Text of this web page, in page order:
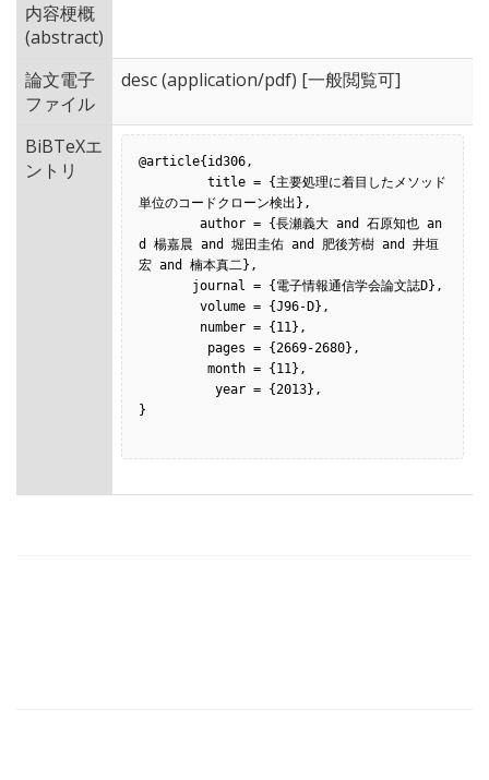
内容梗概
(abstract)
論文電子
ファイル
desc(application/pdf) [一般閲覧可]
BiBTeXエ
ントリ
@article{id306,
単位のコードクローン検出},
d 楊嘉晨 and 堀田圭佑 and 肥後芳樹 and 井垣
宏 and 楠本真二},
}